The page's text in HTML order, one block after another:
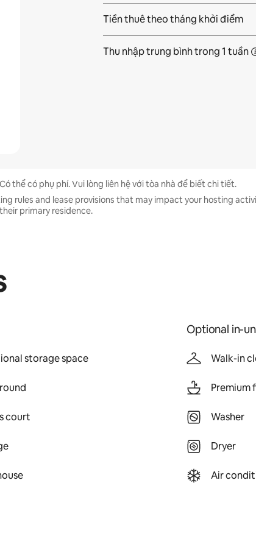
Tiền thuê theo tháng khởi điểm
Thu nhập trung bình trong1 tuần
thể có phụ phí. Vui lòng liên hệ với tòa nhà để biết chi tiết.
rules and lease provisions that may impact your hosting
primary residence.
storage space
court
Optional in-
Walk-in
Premium
Washer
Dryer
Air